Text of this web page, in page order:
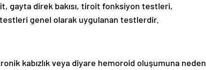
gayta direk bakısı, tiroit fonksiyon testleri,
genel olarak uygulanan testlerdir.
kabızlık veya diyare hemoroid oluşumuna neden